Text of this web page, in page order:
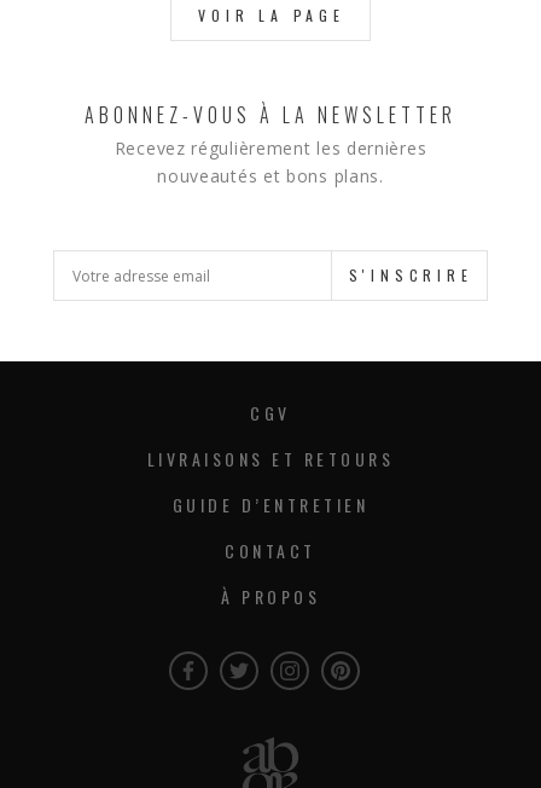
VOIR LA PAGE
ABONNEZ-VOUS À LA NEWSLETTER
Recevez régulièrement les dernières
nouveautés et bons plans.
S'INSCRIRE
CGV
LIVRAISONS ET RETOURS
GUIDE D’ENTRETIEN
CONTACT
À PROPOS
FacebookTwitterInstagramInstagram